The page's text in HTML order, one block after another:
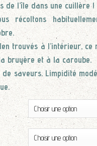
de l’île dans une cuillère !
récoltons
trouvés à l’intérieur, ce
bruyère et à la caroube.
de saveurs. Limpidité